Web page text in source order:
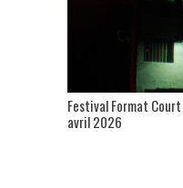
Festival Format
avril 2026